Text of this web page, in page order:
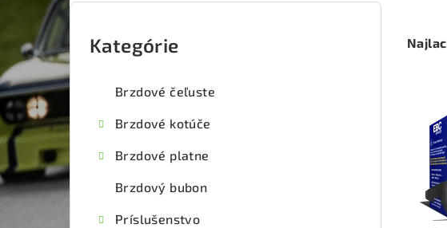
B
o
č
ý
p
a
Preskočiť
kategórie
Kategórie
Brzdové čeľuste
Brzdové kotúče
Brzdové platne
Brzdový bubon
Príslušenstvo
a